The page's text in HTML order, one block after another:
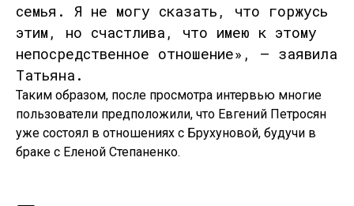
семья. Я не могу сказать, что горжусь
этим, но счастлива, что имею к этому
непосредственное отношение», — заявила
Татьяна.
Таким образом, после просмотра интервью многие
пользователи предположили, что Евгений Петросян
уже состоял в отношениях с Брухуновой, будучи в
браке с Еленой Степаненко.